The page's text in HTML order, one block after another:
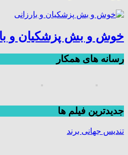
خوش و بش پزشکیان و
رسانه های همکار
جديدترين فیلم ها
تندیس جهانی برند